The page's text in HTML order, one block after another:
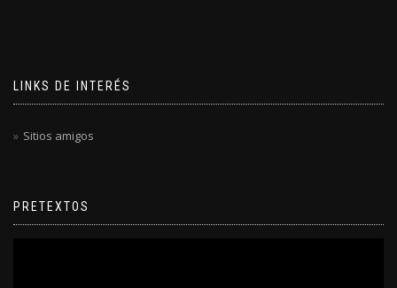
LINKS DE INTERÉS
Sitios amigos
PRETEXTOS